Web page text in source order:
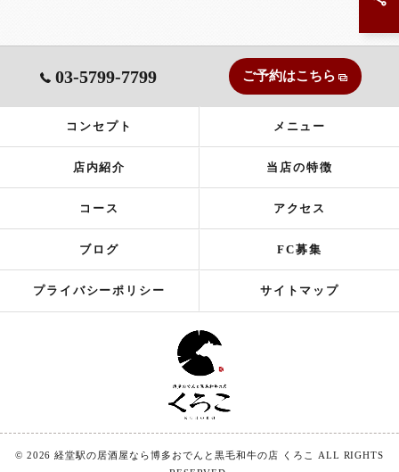
03-5799-7799 ご予約はこちら
コンセプト メニュー
店内紹介 当店の特徴
コース アクセス
ブログ FC募集
プライバシーポリシー サイトマップ
© 2026 経堂駅の居酒屋なら博多おでんと黒毛和牛の店 くろこ ALL RIGHTS